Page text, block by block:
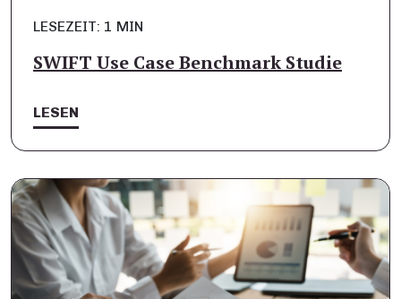
LESEZEIT: 1 MIN
SWIFT Use Case Benchmark Studie
LESEN